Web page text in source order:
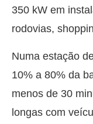
350 kW em
rodovias,
Numa estação
10% a 80% da
menos de 30
longas com